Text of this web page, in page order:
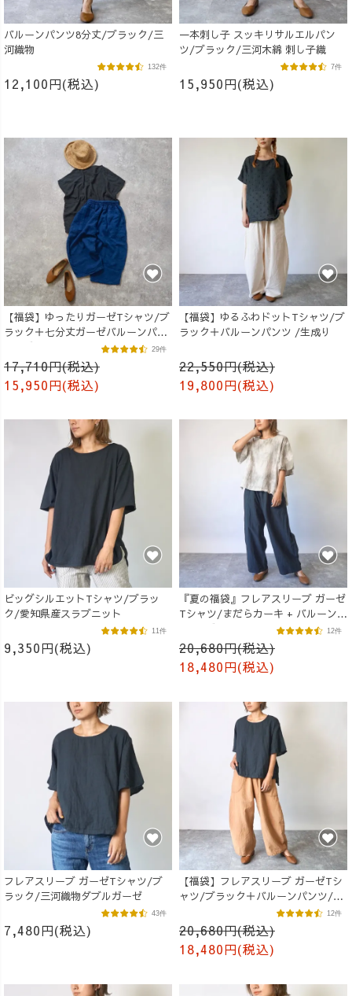
バルーンパンツ8分丈/ブラック/三
河織物
12,100円(税込)
132件
一本刺し子 スッキリサルエルパン
ツ/ブラック/三河木綿 刺し子織
15,950円(税込)
7件
【福袋】ゆったりガーゼTシャツ/ブ
ラック＋七分丈ガーゼバルーンパン
ツ /ブルー
17,710円(税込)
15,950円(税込)
29件
【福袋】ゆるふわドットTシャツ/ブ
ラック＋バルーンパンツ /生成り
22,550円(税込)
19,800円(税込)
ビッグシルエットTシャツ/ブラッ
ク/愛知県産スラブニット
9,350円(税込)
11件
『夏の福袋』フレアスリーブ ガーゼ
Tシャツ/まだらカーキ + バルーンパ
ンツ/ブラック
20,680円(税込)
18,480円(税込)
12件
フレアスリーブ ガーゼTシャツ/ブ
ラック/三河織物ダブルガーゼ
7,480円(税込)
43件
【福袋】フレアスリーブ ガーゼTシ
ャツ/ブラック＋バルーンパンツ/ブ
20,680円(税込)
18,480円(税込)
12件